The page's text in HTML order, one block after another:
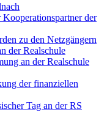
der
zu den Netzgängern
der Realschule
an der Realschule
der finanziellen
Tag an der RS